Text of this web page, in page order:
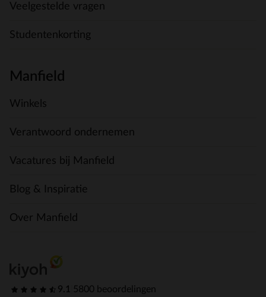
Veelgestelde vragen
Studentenkorting
Manfield
Winkels
Verantwoord ondernemen
Vacatures bij Manfield
Blog & Inspiratie
Over Manfield
9.1 5800 beoordelingen